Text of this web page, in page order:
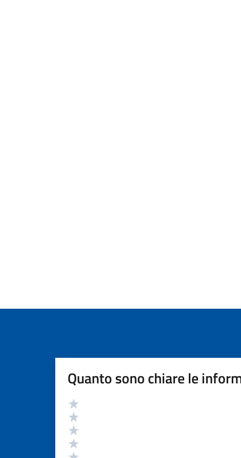
Quanto sono chiare le
Valutazione